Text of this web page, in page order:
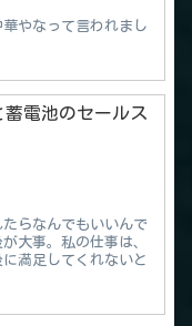
やなって言われまし
電池のセールス
らなんでもいいんで
大事。私の仕事は、
満足してくれないと